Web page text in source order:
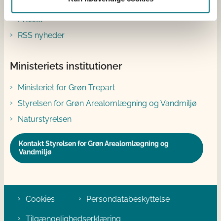
Presse
RSS nyheder
Ministeriets institutioner
Ministeriet for Grøn Trepart
Styrelsen for Grøn Arealomlægning og Vandmiljø
Naturstyrelsen
Kontakt Styrelsen for Grøn Arealomlægning og
Vandmiljø
Cookies Persondatabeskyttelse
Tilgængelighedserklæring